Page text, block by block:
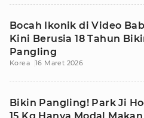
Bocah Ikonik di Video
Kini Berusia 18 Tahun
Pangling
Korea 16 Maret 2026
Bikin Pangling! Park Ji